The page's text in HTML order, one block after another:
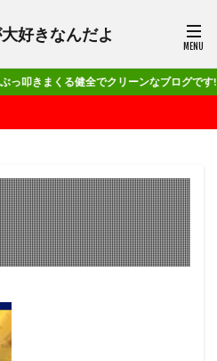
好きなんだよ
健全でクリーンなブログです!!